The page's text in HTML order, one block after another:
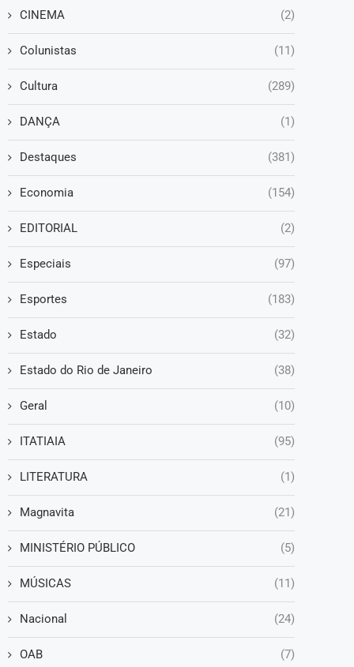
CINEMA (2)
Colunistas (11)
Cultura (289)
DANÇA (1)
Destaques (381)
Economia (154)
EDITORIAL (2)
Especiais (97)
Esportes (183)
Estado (32)
Estado do Rio de Janeiro (38)
Geral (10)
ITATIAIA (95)
LITERATURA (1)
Magnavita (21)
MINISTÉRIO PÚBLICO (5)
MÚSICAS (11)
Nacional (24)
OAB (7)